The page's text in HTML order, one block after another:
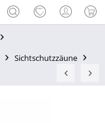
Sichtschutzzäune